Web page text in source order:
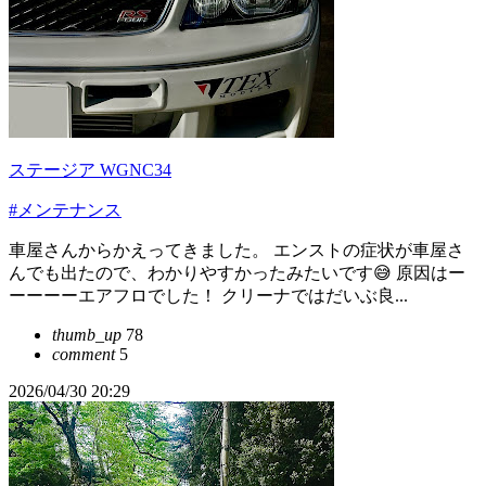
ステージア WGNC34
#メンテナンス
車屋さんからかえってきました。 エンストの症状が車屋さ
んでも出たので、わかりやすかったみたいです😅 原因はー
ーーーーエアフロでした！ クリーナではだいぶ良...
thumb_up 78
comment5
2026/04/30 20:29